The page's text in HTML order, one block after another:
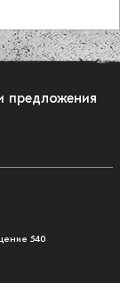
предложения
540